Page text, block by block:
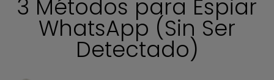
3 Métodos para Espiar
WhatsApp (Sin Ser
Detectado)